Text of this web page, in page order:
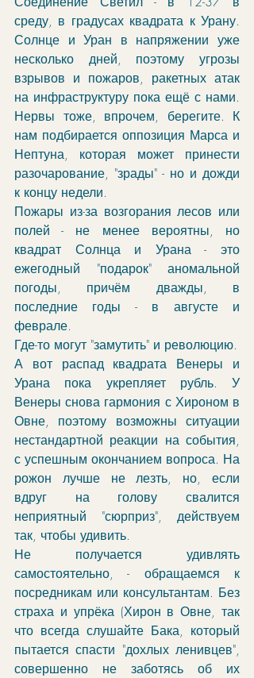
среду, в градусах квадрата к Урану.
Солнце и Уран в напряжении уже
несколько дней, поэтому угрозы
взрывов и пожаров, ракетных атак
на инфраструктуру пока ещё с нами.
Нервы тоже, впрочем, берегите. К
нам подбирается оппозиция Марса и
Нептуна, которая может принести
разочарование, "зрады" - но и дожди
к концу недели.
Пожары из-за возгорания лесов или
полей - не менее вероятны, но
квадрат Солнца и Урана - это
ежегодный "подарок" аномальной
погоды, причём дважды, в
последние годы - в августе и
феврале.
Где-то могут "замутить" и революцию.
А вот распад квадрата Венеры и
Урана пока укрепляет рубль. У
Венеры снова гармония с Хироном в
Овне, поэтому возможны ситуации
нестандартной реакции на события,
с успешным окончанием вопроса. На
рожон лучше не лезть, но, если
вдруг на голову свалится
неприятный "сюрприз", действуем
так, чтобы удивить.
Не получается удивлять
самостоятельно, - обращаемся к
посредникам или консультантам. Без
страха и упрёка (Хирон в Овне, так
что всегда слушайте Бака, который
пытается спасти "дохлых ленивцев",
совершенно не заботясь об их